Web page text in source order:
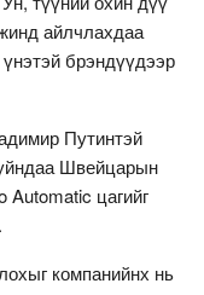
айлчлахдаа
брэндүүдээр
Путинтэй
Швейцарын
цагийг
компанийнх нь